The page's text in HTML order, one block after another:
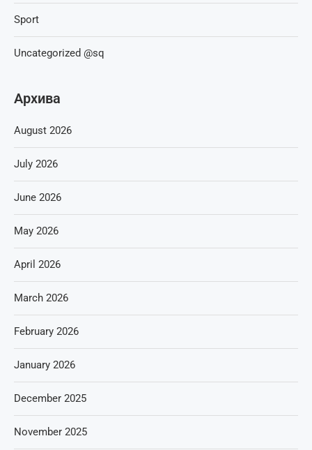
Sport
Uncategorized @sq
Архива
August 2026
July 2026
June 2026
May 2026
April 2026
March 2026
February 2026
January 2026
December 2025
November 2025